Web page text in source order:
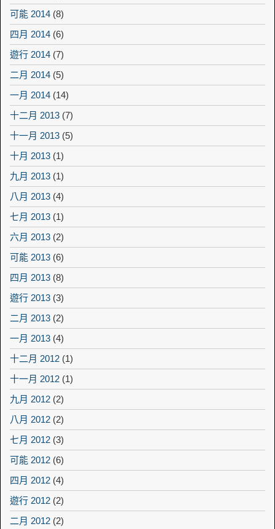
可能 2014 (8)
四月 2014 (6)
遊行 2014 (7)
二月 2014 (5)
一月 2014 (14)
十二月 2013 (7)
十一月 2013 (5)
十月 2013 (1)
九月 2013 (1)
八月 2013 (4)
七月 2013 (1)
六月 2013 (2)
可能 2013 (6)
四月 2013 (8)
遊行 2013 (3)
二月 2013 (2)
一月 2013 (4)
十二月 2012 (1)
十一月 2012 (1)
九月 2012 (2)
八月 2012 (2)
七月 2012 (3)
可能 2012 (6)
四月 2012 (4)
遊行 2012 (2)
二月 2012 (2)